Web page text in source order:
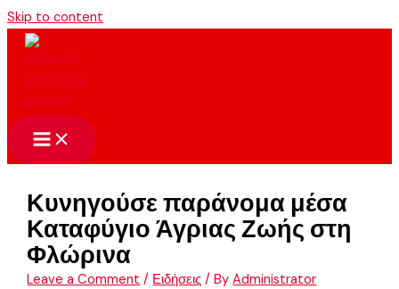
Skip to content
Κυνηγούσε παράνομα μέσα
Καταφύγιο Άγριας Ζωής στη
Φλώρινα
Leave a Comment / Ειδήσεις / ByAdministrator